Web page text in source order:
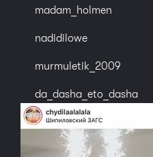
madam_holmen
nadidilowe
murmuletik_2009
da_dasha_eto_dasha